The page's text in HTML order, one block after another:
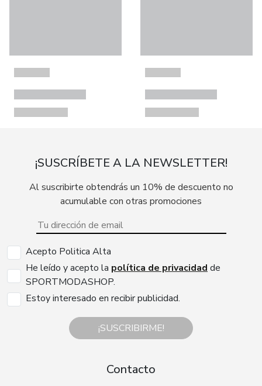
¡SUSCRÍBETE A LA NEWSLETTER!
Al suscribirte obtendrás un 10% de descuento no
acumulable con otras promociones
Acepto Politica Alta
He leído y acepto la política de privacidad de
SPORTMODASHOP.
Estoy interesado en recibir publicidad.
¡SUSCRIBIRME!
Contacto